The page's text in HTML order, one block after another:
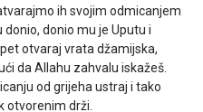
ih svojim odmicanjem
donio mu je Uputu i
otvaraj vrata džamijska,
da Allahu zahvalu iskažeš.
od grijeha ustraj i tako
otvorenim drži.